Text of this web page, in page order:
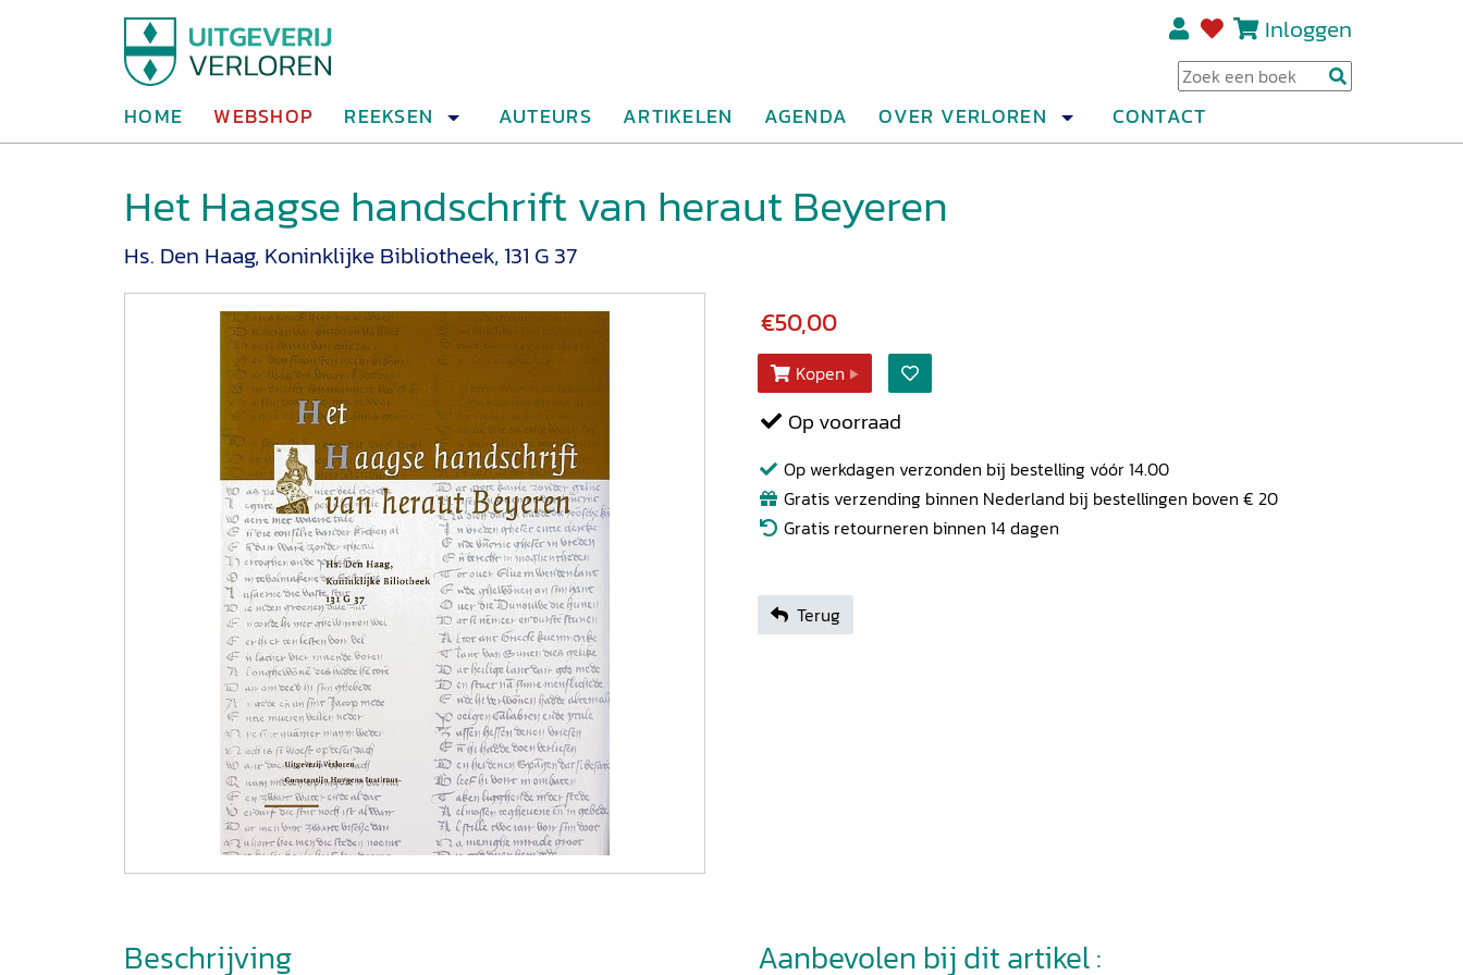
Inloggen
HOME WEBSHOP REEKSEN AUTEURS ARTIKELEN AGENDA OVER VERLOREN CONTACT
Het Haagse handschrift van heraut Beyeren
Hs. Den Haag, Koninklijke Bibliotheek, 131 G 37
€50,00
Kopen
Op voorraad
Op werkdagen verzonden bij bestelling vóór 14.00
Gratis verzending binnen Nederland bij bestellingen boven € 20
Gratis retourneren binnen 14 dagen
Terug
Beschrijving Aanbevolen bij dit artikel :